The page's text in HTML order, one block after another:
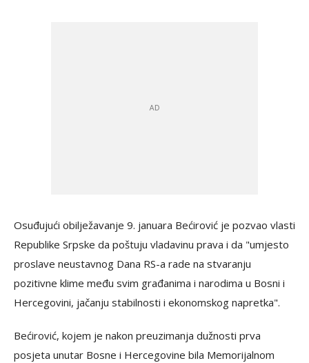
Osuđujući obilježavanje 9. januara Bećirović je pozvao vlasti
Republike Srpske da poštuju vladavinu prava i da "umjesto
proslave neustavnog Dana RS-a rade na stvaranju
pozitivne klime među svim građanima i narodima u Bosni i
Hercegovini, jačanju stabilnosti i ekonomskog napretka".
Bećirović, kojem je nakon preuzimanja dužnosti prva
posjeta unutar Bosne i Hercegovine bila Memorijalnom